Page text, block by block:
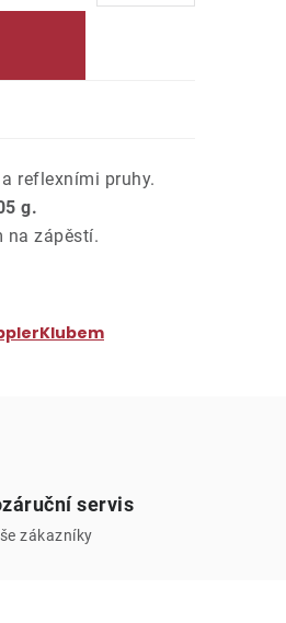
reflexními pruhy.
g.
na zápěstí.
servis
zákazníky